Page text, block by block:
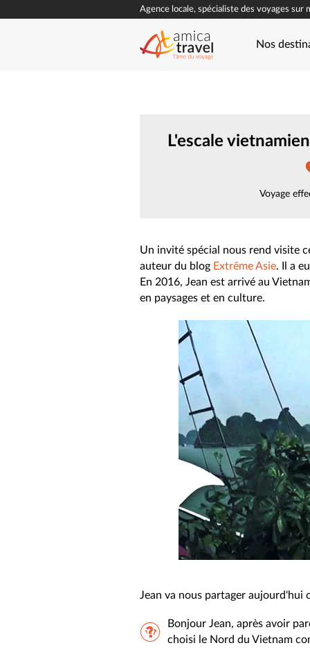
Agence locale, spécialiste des voyages sur
Nos
L'escale
Voyage
Un invité spécial nous rend visite
auteur du blog Extrême Asie. Il a
En 2016, Jean est arrivé au
en paysages et en culture.
Jean va nous partager aujourd'hui
Bonjour Jean, après avoir
choisi le Nord du Vietnam